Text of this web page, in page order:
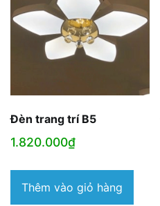
Đèn trang trí B5
1.820.000₫
Thêm vào giỏ hàng